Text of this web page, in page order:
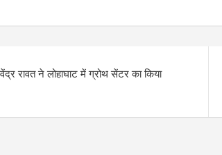
रावत ने लोहाघाट में ग्रोथ सेंटर का किया